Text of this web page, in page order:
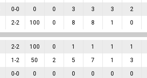
0-0 0 0 3 3 3 2
2-2 100 0 8 8 1 0
2-2 100 0 1 1 1 1
1 -2 50 2 5 7 1 3
0-0 0 0 0 0 0 0